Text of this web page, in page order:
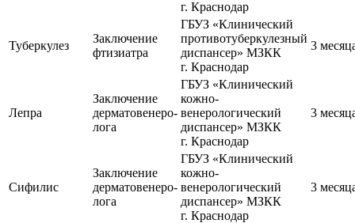
г. Краснодар
Туберкулез
Заключение
фтизиатра
ГБУЗ «Клинический
противотуберкулезный
диспансер» МЗКК
г. Краснодар
3
Лепра
Заключение
дерматовенеро­
лога
ГБУЗ «Клинический
кожно-
венерологический
диспансер» МЗКК
г. Краснодар
3
Сифилис
Заключение
дерматовенеро­
лога
ГБУЗ «Клинический
кожно-
венерологический
диспансер» МЗКК
г. Краснодар
3